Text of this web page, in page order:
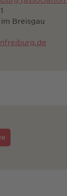
Breisgau